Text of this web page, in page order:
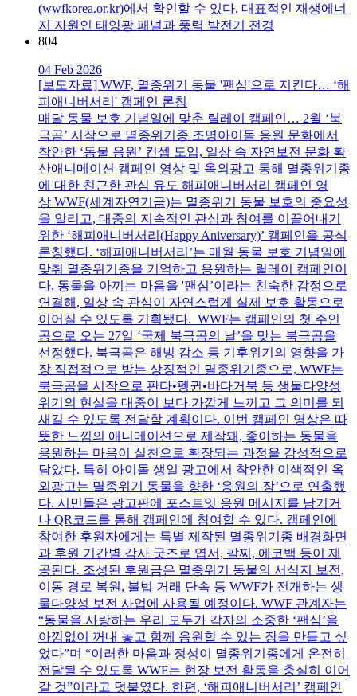
(wwfkorea.or.kr)에서 확인할 수 있다. 대표적인 재생에너
지 자원인 태양광 패널과 풍력 발전기 전경
804
04 Feb 2026
[보도자료] WWF, 멸종위기 동물 '팬심'으로 지킨다… ‘해
피애니버서리' 캠페인 론칭
매달 동물 보호 기념일에 맞춘 릴레이 캠페인… 2월 ‘북
극곰’ 시작으로 멸종위기종 조명아이돌 응원 문화에서
착안한 ‘동물 응원’ 컨셉 도입, 일상 속 자연보전 문화 확
산애니메이션 캠페인 영상 및 옥외광고 통해 멸종위기종
에 대한 친근한 관심 유도 해피애니버서리 캠페인 영
상 WWF(세계자연기금)는 멸종위기 동물 보호의 중요성
을 알리고, 대중의 지속적인 관심과 참여를 이끌어내기
위한 ‘해피애니버서리(Happy Aniversary)’ 캠페인을 공식
론칭했다. ‘해피애니버서리’는 매월 동물 보호 기념일에
맞춰 멸종위기종을 기억하고 응원하는 릴레이 캠페인이
다. 동물을 아끼는 마음을 '팬심’이라는 친숙한 감정으로
연결해, 일상 속 관심이 자연스럽게 실제 보호 활동으로
이어질 수 있도록 기획됐다. WWF는 캠페인의 첫 주인
공으로 오는 27일 ‘국제 북극곰의 날’을 맞는 북극곰을
선정했다. 북극곰은 해빙 감소 등 기후위기의 영향을 가
장 직접적으로 받는 상징적인 멸종위기종으로, WWF는
북극곰을 시작으로 판다•펭귄•바다거북 등 생물다양성
위기의 현실을 대중이 보다 가깝게 느끼고 그 의미를 되
새길 수 있도록 전달할 계획이다. 이번 캠페인 영상은 따
뜻한 느낌의 애니메이션으로 제작돼, 좋아하는 동물을
응원하는 마음이 실천으로 확장되는 과정을 감성적으로
담았다. 특히 아이돌 생일 광고에서 착안한 이색적인 옥
외광고는 멸종위기 동물을 향한 ‘응원의 장’으로 연출했
다. 시민들은 광고판에 포스트잇 응원 메시지를 남기거
나 QR코드를 통해 캠페인에 참여할 수 있다. 캠페인에
참여한 후원자에게는 특별 제작된 멸종위기종 배경화면
과 후원 기간별 감사 굿즈로 엽서, 팔찌, 에코백 등이 제
공된다. 조성된 후원금은 멸종위기 동물의 서식지 보전,
이동 경로 복원, 불법 거래 단속 등 WWF가 전개하는 생
물다양성 보전 사업에 사용될 예정이다. WWF 관계자는
“동물을 사랑하는 우리 모두가 각자의 소중한 ‘팬심’을
아낌없이 꺼내 놓고 함께 응원할 수 있는 장을 만들고 싶
었다”며 “이러한 마음과 정성이 멸종위기종에게 온전히
전달될 수 있도록 WWF는 현장 보전 활동을 충실히 이어
갈 것”이라고 덧붙였다. 한편, ‘해피애니버서리’ 캠페인